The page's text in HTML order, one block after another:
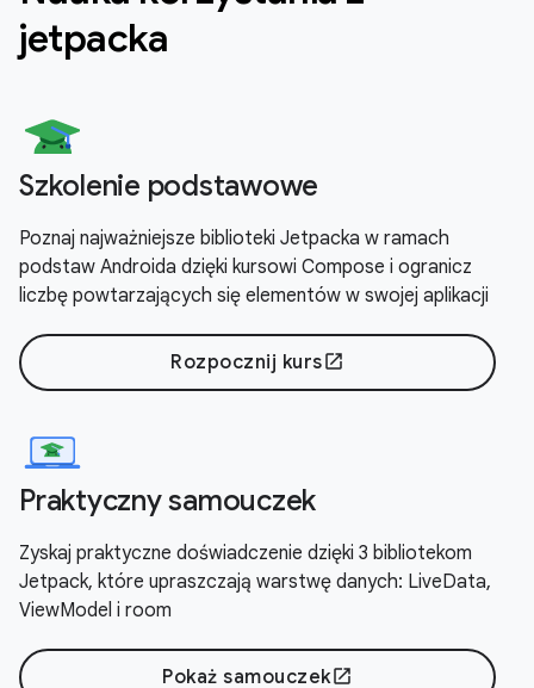
jetpacka
Szkolenie podstawowe
Poznaj najważniejsze biblioteki Jetpacka w ramach
podstaw Androida dzięki kursowi Compose i ogranicz
liczbę powtarzających się elementów w swojej aplikacji
Rozpocznij kurs open_in_new
Praktyczny samouczek
Zyskaj praktyczne doświadczenie dzięki 3 bibliotekom
Jetpack, które upraszczają warstwę danych: LiveData,
ViewModel i room
Pokaż samouczekopen_in_new